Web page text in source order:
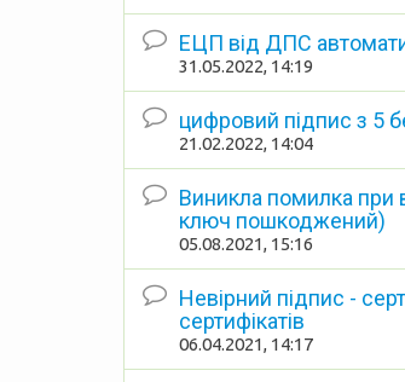
ЕЦП від ДПС
31.05.2022, 14:19
цифровий підпис з 5
21.02.2022, 14:04
Виникла помилка при
ключ пошкоджений)
05.08.2021, 15:16
Невірний підпис -
сертифікатів
06.04.2021, 14:17